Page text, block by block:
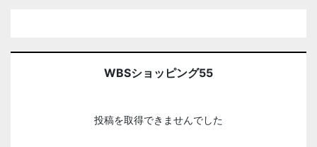
WBSショッピング55
投稿を取得できませんでした